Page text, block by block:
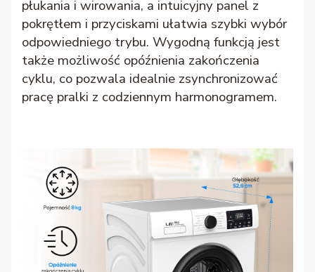
płukania i wirowania, a intuicyjny panel z
pokrętłem i przyciskami ułatwia szybki wybór
odpowiedniego trybu. Wygodną funkcją jest
także możliwość opóźnienia zakończenia
cyklu, co pozwala idealnie zsynchronizować
pracę pralki z codziennym harmonogramem.